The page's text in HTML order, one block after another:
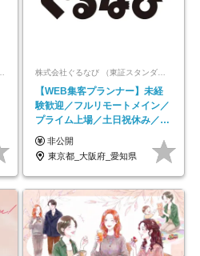
株式会社ぐるなび （東証スタンダード上場）
【WEB集客プランナー】未経
験歓迎／フルリモートメイン／
プライム上場／土日祝休み／東
京・大阪・名古屋
非公開
東京都_大阪府_愛知県